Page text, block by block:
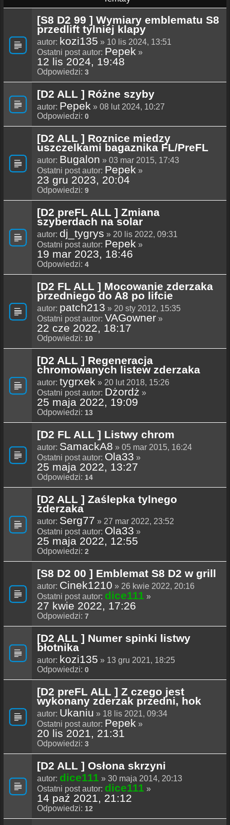
[S8 D2 99 ] Wymiary emblematu S8
przedlift tylniej klapy
autor: kozi135 » 10 lis 2024, 13:51
Ostatni post autor: Pepek »
12 lis 2024, 19:48
Odpowiedzi: 3
[D2 ALL ] Różne szyby
autor: Pepek » 08 lut 2024, 10:27
Odpowiedzi: 0
[D2 ALL ] Roznice miedzy
uszczelkami bagaznika FL/PreFL
autor: Bugalon » 03 mar 2015, 17:43
Ostatni post autor: Pepek »
23 gru 2023, 20:04
Odpowiedzi: 9
[D2 preFL ALL ] Zmiana
szyberdach na solar
autor: dj_tygrys » 20 lis 2022, 09:31
Ostatni post autor: Pepek »
19 mar 2023, 18:46
Odpowiedzi: 4
[D2 FL ALL ] Mocowanie zderzaka
przedniego do A8 po lifcie
autor: patch213 » 20 sty 2012, 15:35
Ostatni post autor: VAGowner »
22 cze 2022, 18:17
Odpowiedzi: 10
[D2 ALL ] Regeneracja
chromowanych listew zderzaka
autor: tygrxek » 20 lut 2018, 15:26
Ostatni post autor: Dżordż »
25 maja 2022, 19:09
Odpowiedzi: 13
[D2 FL ALL ] Listwy chrom
autor: SamackA8 » 05 mar 2015, 16:24
Ostatni post autor: Ola33 »
25 maja 2022, 13:27
Odpowiedzi: 14
[D2 ALL ] Zaślepka tylnego
zderzaka
autor: Serg77 » 27 mar 2022, 23:52
Ostatni post autor: Ola33 »
25 maja 2022, 12:55
Odpowiedzi: 2
[S8 D2 00 ] Emblemat S8 D2 w grill
autor: Cinek1210 » 26 kwie 2022, 20:16
Ostatni post autor: dice111 »
27 kwie 2022, 17:26
Odpowiedzi: 7
[D2 ALL ] Numer spinki listwy
błotnika
autor: kozi135 » 13 gru 2021, 18:25
Odpowiedzi: 0
[D2 preFL ALL ] Z czego jest
wykonany zderzak przedni, hok
autor: Ukaniu » 18 lis 2021, 09:34
Ostatni post autor: Pepek »
20 lis 2021, 21:31
Odpowiedzi: 3
[D2 ALL ] Osłona skrzyni
autor: dice111 » 30 maja 2014, 20:13
Ostatni post autor: dice111 »
14 paź 2021, 21:12
Odpowiedzi: 12